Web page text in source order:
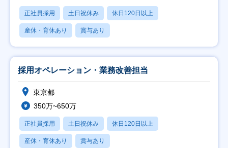
正社員採用 土日祝休み 休日120日以上
産休・育休あり 賞与あり
採用オペレーション・業務改善担当
東京都
350万~650万
正社員採用 土日祝休み 休日120日以上
産休・育休あり 賞与あり